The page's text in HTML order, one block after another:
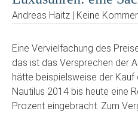
Andreas Haitz | Keine
Eine Vervielfachung des
das ist das Versprechen der
hätte beispielsweise der
Nautilus 2014 bis heute eine
Prozent eingebracht. Zum